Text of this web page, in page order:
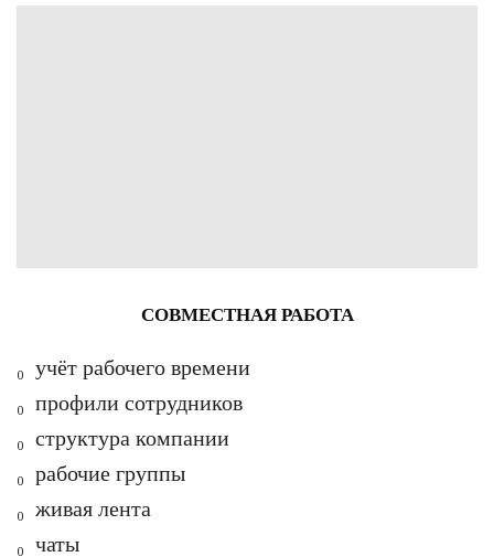
СОВМЕСТНАЯ РАБОТА
₀ учёт рабочего времени
₀ профили сотрудников
₀ структура компании
₀ рабочие группы
₀ живая лента
₀ чаты